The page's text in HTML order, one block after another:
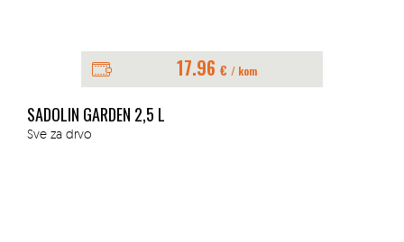
17.96 € / kom
SADOLIN GARDEN 2,5 L
Sve za drvo